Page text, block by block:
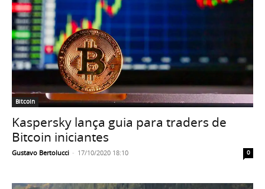
Bitcoin
Kaspersky lança guia para traders de
Bitcoin iniciantes
Gustavo Bertolucci - 17/10/2020 18:10 0